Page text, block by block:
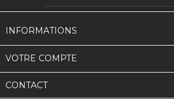
INFORMATIONS
VOTRE COMPTE
CONTACT